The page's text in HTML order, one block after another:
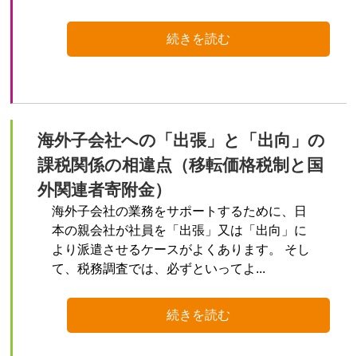
続きを読む
海外子会社への「出張」と「出向」の
課税関係の相違点（移転価格税制と国
外関連者寄附金）
海外子会社の業務をサポートするために、日
本の親会社が社員を「出張」又は「出向」に
より派遣させるケースがよくあります。 そし
て、税務調査では、必ずといってよ...
続きを読む